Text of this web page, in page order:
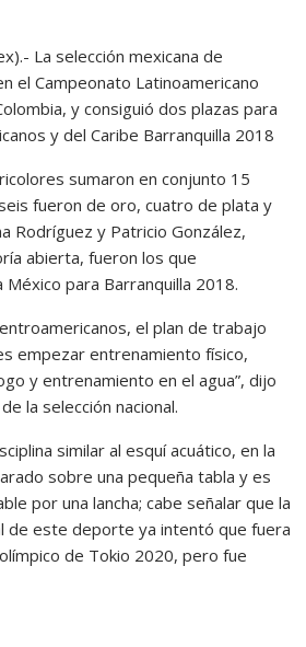
La selección mexicana de
el Campeonato Latinoamericano
y consiguió dos plazas para
y del Caribe Barranquilla 2018
sumaron en conjunto 15
fueron de oro, cuatro de plata y
Rodríguez y Patricio González,
abierta, fueron los que
para Barranquilla 2018.
el plan de trabajo
empezar entrenamiento físico,
y entrenamiento en el agua”, dijo
la selección nacional.
similar al esquí acuático, en la
sobre una pequeña tabla y es
por una lancha; cabe señalar que la
de este deporte ya intentó que fuera
de Tokio 2020, pero fue